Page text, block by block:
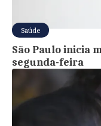
Saúde
São Paulo inicia
segunda-feira